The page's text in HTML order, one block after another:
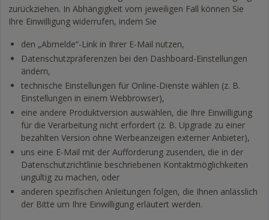
zurückziehen. In Abhängigkeit vom jeweiligen Fall können Sie
Ihre Einwilligung widerrufen, indem Sie
den „Abmelde“-Link in Ihrer E-Mail nutzen,
Datenschutzpräferenzen bei den Dashboard-Einstellungen
ändern,
technische Einstellungen für Online-Dienste wählen (z. B.
Einstellungen in einem Webbrowser),
eine andere Produktversion auswählen, die Ihre Einwilligung
für die Verarbeitung nicht erfordert (z. B. Upgrade zu einer
bezahlten Version ohne Werbeanzeigen externer Anbieter),
uns eine E-Mail mit der Aufforderung zusenden, die in der
Datenschutzrichtlinie beschriebenen Kontaktmöglichkeiten
ungültig zu machen, oder
anderen spezifischen Anleitungen folgen, die Ihnen anlässlich
der Bitte um Ihre Einwilligung erläutert werden.